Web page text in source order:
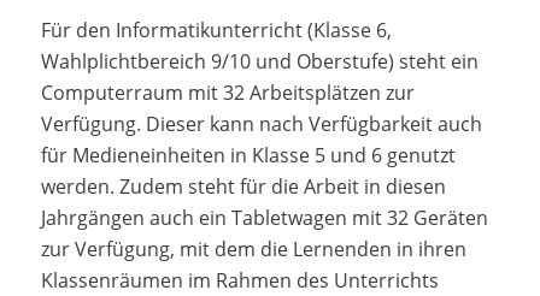
Für den Informatikunterricht (Klasse 6,
Wahlplichtbereich 9/10 und Oberstufe) steht ein
Computerraum mit 32 Arbeitsplätzen zur
Verfügung. Dieser kann nach Verfügbarkeit auch
für Medieneinheiten in Klasse 5 und 6 genutzt
werden. Zudem steht für die Arbeit in diesen
Jahrgängen auch ein Tabletwagen mit 32 Geräten
zur Verfügung, mit dem die Lernenden in ihren
Klassenräumen im Rahmen des Unterrichts